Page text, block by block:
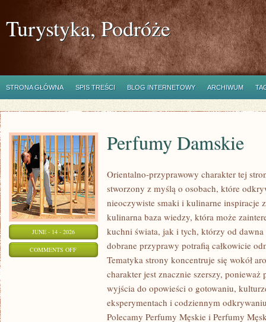
Turystyka, Podróże
STRONA GŁÓWNA SPIS TREŚCI BLOG INTERNETOWY ARCHIWUM
JUNE - 14 - 2026
COMMENTS OFFON
Perfumy Damskie
Orientalno-przyprawowy charakter tej
stworzony z myślą o osobach, które
nieoczywiste smaki i kulinarne inspiracje
kulinarna baza wiedzy, która może
kuchni świata, jak i tych, którzy od
dobrane przyprawy potrafią całkowicie
Tematyka strony koncentruje się wokół
charakter jest znacznie szerszy,
wyjścia do opowieści o gotowaniu,
eksperymentach i codziennym
Polecamy Perfumy Męskie i Perfumy